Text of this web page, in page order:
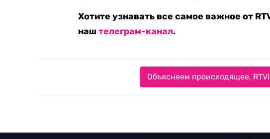
Хотите узнавать все самое важное от
наштелеграм-канал.
Объясняем происходящее.